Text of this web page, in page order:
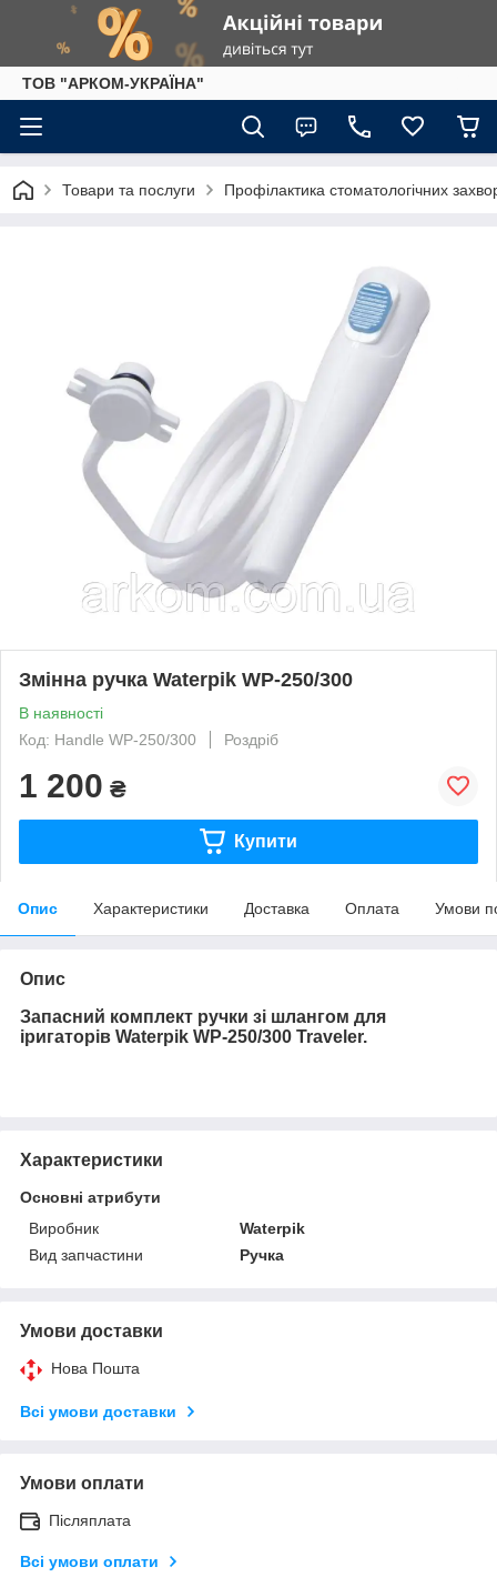
ТОВ "АРКОМ-УКРАЇНА"
Товари та послуги Профілактика стоматологічних
Змінна ручка Waterpik WP-250/300
В наявності
Код: Handle WP-250/300
Роздріб
1 200 ₴
Купити
Опис Характеристики Доставка Оплата Умови
Опис
Запасний комплект ручки зі шлангом для
іригаторів Waterpik WP-250/300 Traveler.
Характеристики
Основні атрибути
Виробник
Waterpik
Вид запчастини
Ручка
Умови доставки
Нова Пошта
Всі умови доставки
Умови оплати
Післяплата
Всі умови оплати